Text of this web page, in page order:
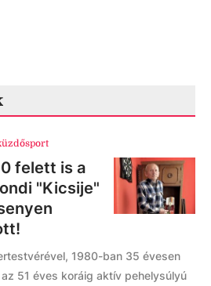
felett is a
"Kicsije"
1980-ban 35 évesen
51 éves koráig aktív pehelysúlyú